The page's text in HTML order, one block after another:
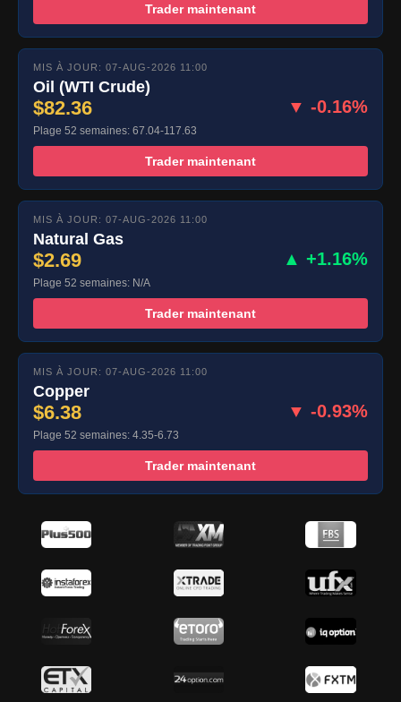
Trader maintenant
MIS À JOUR: 07-AUG-2026 11:00
Oil (WTI Crude)
$82.36 ▼ -0.16%
Plage 52 semaines: 67.04-117.63
Trader maintenant
MIS À JOUR: 07-AUG-2026 11:00
Natural Gas
$2.69 ▲ +1.16%
Plage 52 semaines: N/A
Trader maintenant
MIS À JOUR: 07-AUG-2026 11:00
Copper
$6.38 ▼ -0.93%
Plage 52 semaines: 4.35-6.73
Trader maintenant